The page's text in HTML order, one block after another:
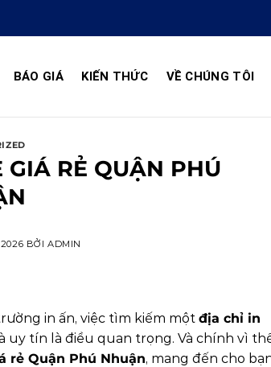
BÁO GIÁ KIẾN THỨC VỀ CHÚNG TÔI
RẺ QUẬN PHÚ
BỞI ADMIN
in ấn, việc tìm kiếm một địa chỉ in
uy tín là điều quan trọng. Và chính vì
rẻ Quận Phú Nhuận, mang đến cho